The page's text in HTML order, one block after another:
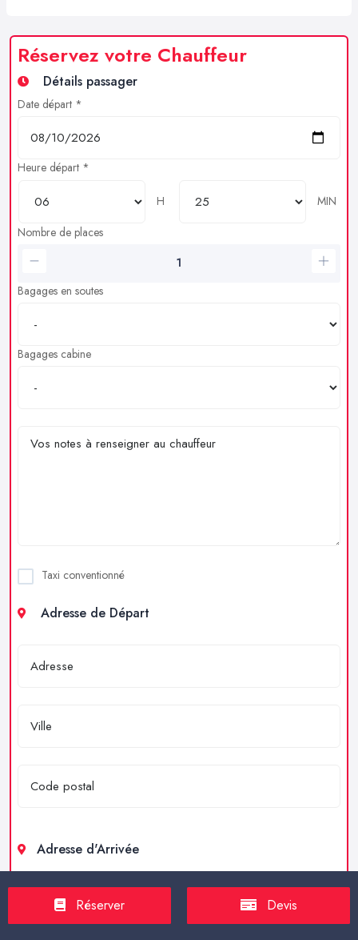
Réservez votre Chauffeur
Détails passager
Date départ *
Heure départ *
H
MIN
Nombre de places
Bagages en soutes
Bagages cabine
Taxi conventionné
Adresse de Départ
Adresse d'Arrivée
Réserver Devis